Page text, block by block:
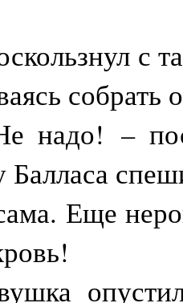
с
собрать
–
Балласа
Еще